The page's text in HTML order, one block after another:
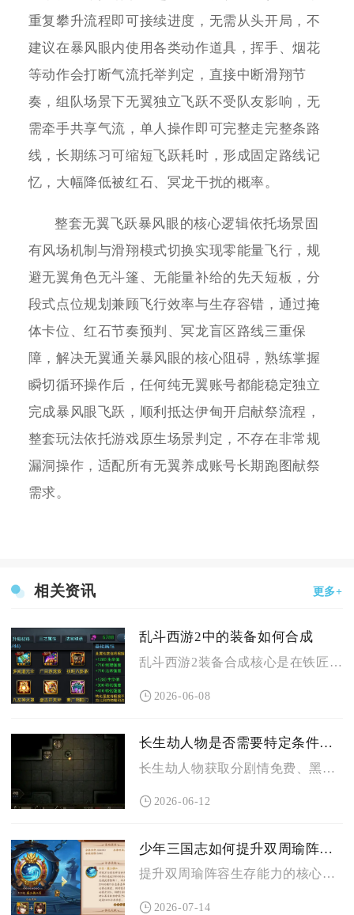
重复攀升流程即可接续进度，无需从头开局，不
建议在暴风眼内使用各类动作道具，挥手、烟花
等动作会打断气流托举判定，直接中断滑翔节
奏，组队场景下无翼独立飞跃不受队友影响，无
需牵手共享气流，单人操作即可完整走完整条路
线，长期练习可缩短飞跃耗时，形成固定路线记
忆，大幅降低被红石、冥龙干扰的概率。
整套无翼飞跃暴风眼的核心逻辑依托场景固
有风场机制与滑翔模式切换实现零能量飞行，规
避无翼角色无斗篷、无能量补给的先天短板，分
段式点位规划兼顾飞行效率与生存容错，通过掩
体卡位、红石节奏预判、冥龙盲区路线三重保
障，解决无翼通关暴风眼的核心阻碍，熟练掌握
瞬切循环操作后，任何纯无翼账号都能稳定独立
完成暴风眼飞跃，顺利抵达伊甸开启献祭流程，
整套玩法依托游戏原生场景判定，不存在非常规
漏洞操作，适配所有无翼养成账号长期跑图献祭
需求。
相关资讯 更多+
乱斗西游2中的装备如何合成
乱斗西游2装备合成核心是在铁匠铺用5件同品质低级装备随机合成...
2026-06-08
长生劫人物是否需要特定条件才能获取
长生劫人物获取分剧情免费、黑市招募、特殊触发三类，多数无强制...
2026-06-12
少年三国志如何提升双周瑜阵容的生存能力
提升双周瑜阵容生存能力的核心路径是搭建多层减伤续航体系，依靠...
2026-07-14